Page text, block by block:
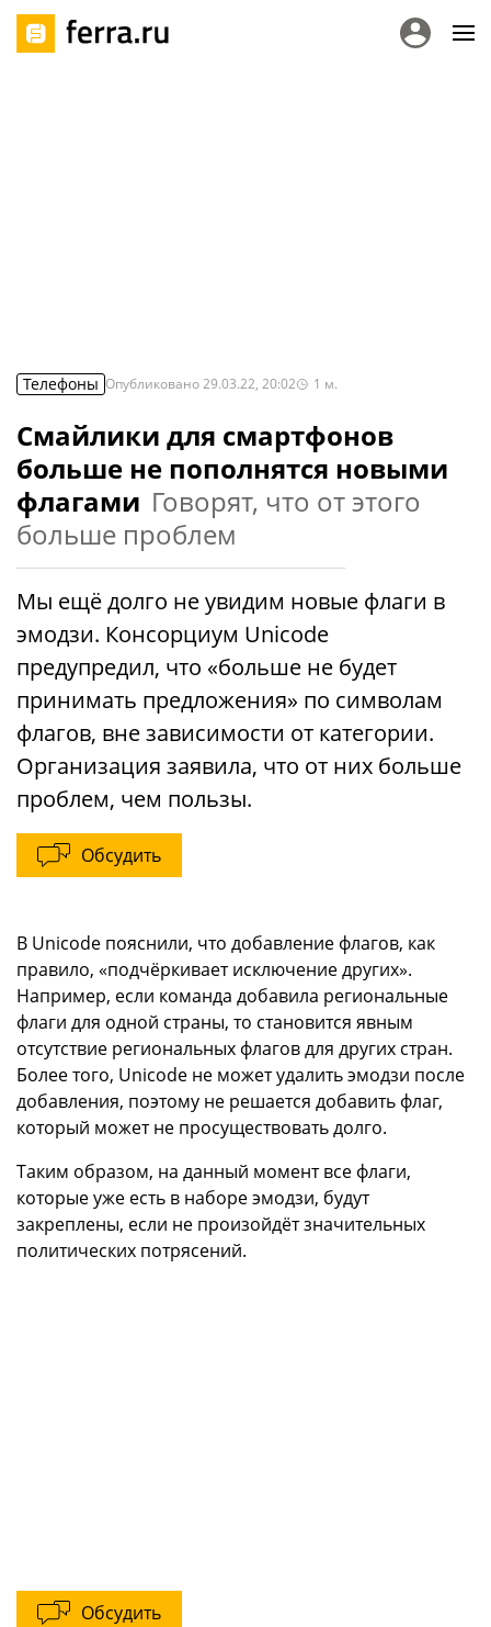
Телефоны Опубликовано29.03.22, 20:02 1 м.
Смайлики для смартфонов
больше не пополнятся новыми
флагами Говорят, что от этого
больше проблем
Мы ещё долго не увидим новые флаги в
эмодзи. Консорциум Unicode
предупредил, что «больше не будет
принимать предложения» по символам
флагов, вне зависимости от категории.
Организация заявила, что от них больше
проблем, чем пользы.
Обсудить
В Unicode пояснили, что добавление флагов, как
правило, «подчёркивает исключение других».
Например, если команда добавила региональные
флаги для одной страны, то становится явным
отсутствие региональных флагов для других стран.
Более того, Unicode не может удалить эмодзи после
добавления, поэтому не решается добавить флаг,
который может не просуществовать долго.
Таким образом, на данный момент все флаги,
которые уже есть в наборе эмодзи, будут
закреплены, если не произойдёт значительных
политических потрясений.
Обсудить